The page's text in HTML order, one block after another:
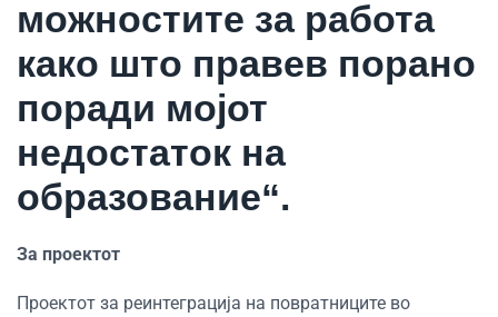
можностите за работа
како што правев порано
поради мојот
недостаток на
образование“.
За проектот
Проектот за реинтеграција на повратниците во